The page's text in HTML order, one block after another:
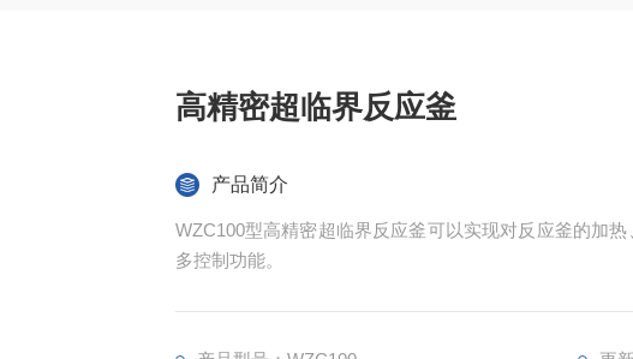
高精密超临界反应釜
产品简介
WZC100型高精密超临界反应釜可以实现对反应釜的加
多控制功能。